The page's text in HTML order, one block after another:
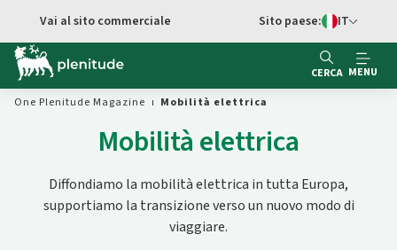
Vai al contenuto principale
Vai al sito commerciale
Switch di
Sito paese: IT
CERCA MENU
One Plenitude Magazine
Mobilità elettrica
Mobilità elettrica
Diffondiamo la mobilità elettrica in tutta Europa,
supportiamo la transizione verso un nuovo modo di
viaggiare.